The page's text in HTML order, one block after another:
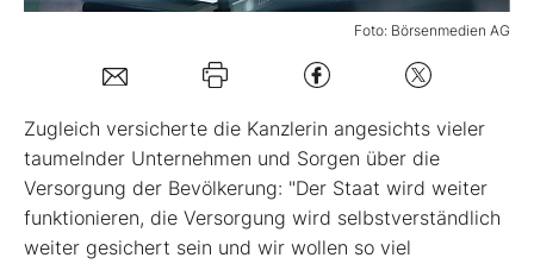
Kontakt
Foto: Börsenmedien AG
Zugleich versicherte die Kanzlerin angesichts vieler
taumelnder Unternehmen und Sorgen über die
Versorgung der Bevölkerung: "Der Staat wird weiter
funktionieren, die Versorgung wird selbstverständlich
weiter gesichert sein und wir wollen so viel